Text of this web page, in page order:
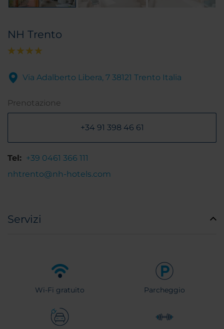
NH Trento
Via Adalberto Libera, 7 38121 Trento Italia
Prenotazione
+34 91 398 46 61
Tel: +39 0461 366 111
nhtrento@nh-hotels.com
Servizi
Wi-Fi gratuito Parcheggio